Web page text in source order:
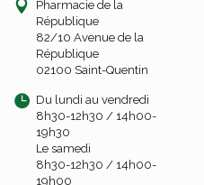
Pharmacie de la
République
82/10 Avenue de la
République
02100 Saint-Quentin
Du lundi au vendredi
8h30-12h30 / 14h00-
19h30
Le samedi
8h30-12h30 / 14h00-
19h00